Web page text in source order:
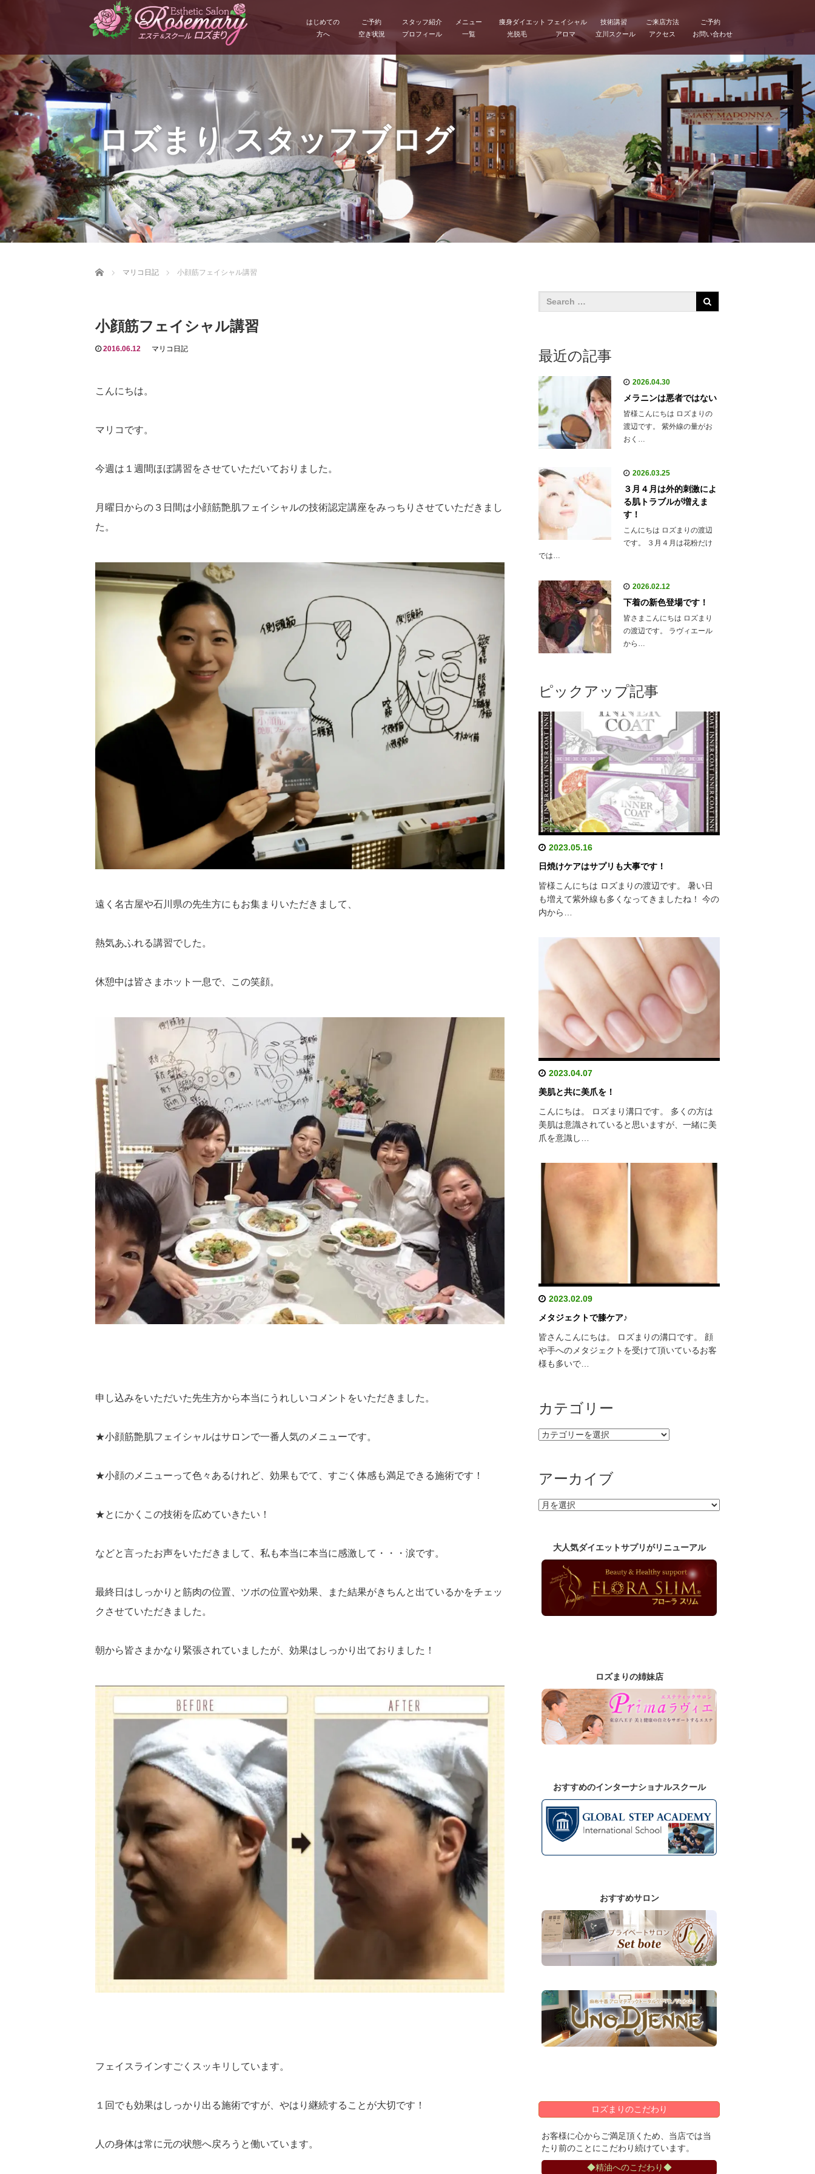
はじめての
方へ
ご予約
空き状況
スタッフ紹介
プロフィール
メニュー
一覧
痩身ダイエット
光脱毛
フェイシャル
アロマ
技術講習
立川スクール
ご来店方法
アクセス
ご予約
お問い合わせ
ロズまり スタッフブログ
Home マリコ日記 小顔筋フェイシャル講習
小顔筋フェイシャル講習
2016.06.12 マリコ日記
こんにちは。
マリコです。
今週は１週間ほぼ講習をさせていただいておりました。
月曜日からの３日間は小顔筋艶肌フェイシャルの技術認定講座をみっちりさせていただきまし
た。
遠く名古屋や石川県の先生方にもお集まりいただきまして、
熱気あふれる講習でした。
休憩中は皆さまホット一息で、この笑顔。
申し込みをいただいた先生方から本当にうれしいコメントをいただきました。
★小顔筋艶肌フェイシャルはサロンで一番人気のメニューです。
★小顔のメニューって色々あるけれど、効果もでて、すごく体感も満足できる施術です！
★とにかくこの技術を広めていきたい！
などと言ったお声をいただきまして、私も本当に本当に感激して・・・涙です。
最終日はしっかりと筋肉の位置、ツボの位置や効果、また結果がきちんと出ているかをチェッ
クさせていただきました。
朝から皆さまかなり緊張されていましたが、効果はしっかり出ておりました！
フェイスラインすごくスッキリしています。
１回でも効果はしっかり出る施術ですが、やはり継続することが大切です！
人の身体は常に元の状態へ戻ろうと働いています。
最近の記事
2026.04.30
メラニンは悪者ではない
皆様こんにちは ロズまりの
渡辺です。 紫外線の量がお
おく…
2026.03.25
３月４月は外的刺激によ
る肌トラブルが増えま
す！
こんにちは ロズまりの渡辺
です。 ３月４月は花粉だけ
では…
2026.02.12
下着の新色登場です！
皆さまこんにちは ロズまり
の渡辺です。 ラヴィエール
から…
ピックアップ記事
2023.05.16
日焼けケアはサプリも大事です！
皆様こんにちは ロズまりの渡辺です。 暑い日
も増えて紫外線も多くなってきましたね！ 今の
内から…
2023.04.07
美肌と共に美爪を！
こんにちは。 ロズまり溝口です。 多くの方は
美肌は意識されていると思いますが、一緒に美
爪を意識し…
2023.02.09
メタジェクトで膝ケア♪
皆さんこんにちは。 ロズまりの溝口です。 顔
や手へのメタジェクトを受けて頂いているお客
様も多いで…
カテゴリー
カ
ー
アーカイブ
ア
大人気ダイエットサプリがリニューアル
ロズまりの姉妹店
おすすめのインターナショナルスクール
おすすめサロン
ロズまりのこだわり
お客様に心からご満足頂くため、当店では当
たり前のことにこだわり続けています。
◆精油へのこだわり◆